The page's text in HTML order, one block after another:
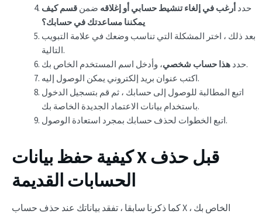
حدد أرغب في إلغاء تنشيط حسابي أو إغلاقه ضمن قسم كيف
يمكننا مساعدتك في حسابك؟
بعد ذلك ، اختر المشكلة التي تناسب وضعك في علامة التبويب
التالية.
حدد هذا حساب شخصي
، وأدخل اسم المستخدم الخاص بك.
اكتب عنوان بريد إلكتروني يمكن الوصول إليه.
اتبع المطالبة للوصول إلى حسابك ، ثم قم بتسجيل الدخول
باستخدام بيانات الاعتماد الجديدة الخاصة بك.
اتبع الخطوات لحذف حسابك بمجرد استعادة الوصول.
كيفية حفظ بيانات X قبل حذف
الحسابات القديمة
كما ذكرنا سابقا ، تفقد بياناتك عند حذف حساب X الخاص بك ،